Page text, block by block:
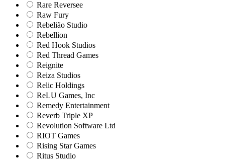
Rare Reversee
Raw Fury
Rebelião Studio
Rebellion
Red Hook Studios
Red Thread Games
Reignite
Reiza Studios
Relic Holdings
ReLU Games, Inc
Remedy Entertainment
Reverb Triple XP
Revolution Software Ltd
RIOT Games
Rising Star Games
Ritus Studio